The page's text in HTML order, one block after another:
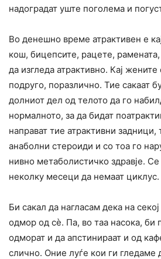
надоградат уште поголема и
Во денешно време атрактивен е
кош, бицепсите, рацете, рамената,
да изгледа атрактивно. Кај
подруго, поразлично. Тие сакаат
долниот дел од телото да го
нормалното, за да бидат
направат тие атрактивни задници,
анаболни стероиди и со тоа го
нивно метаболистичко здравје.
неколку месеци да немаат циклус.
Би сакал да нагласам дека на
одмор од сè. Па, во таа насока, би
одморат и да апстинираат и од
слично. Оние луѓе кои ги гледаме